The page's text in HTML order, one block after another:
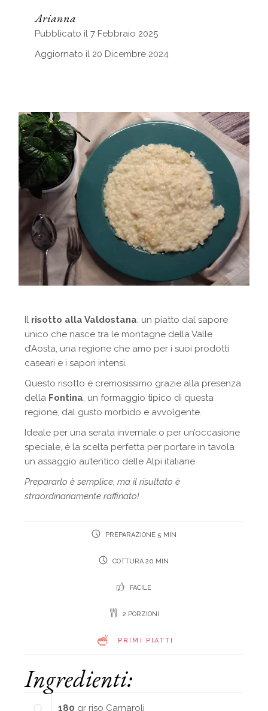
Arianna
Pubblicato il 7 Febbraio 2025
Aggiornato il 20 Dicembre 2024
Il risotto alla Valdostana: un piatto dal sapore
unico che nasce tra le montagne della Valle
d’Aosta, una regione che amo per i suoi prodotti
caseari e i sapori intensi.
Questo risotto è cremosissimo grazie alla presenza
della Fontina, un formaggio tipico di questa
regione, dal gusto morbido e avvolgente.
Ideale per una serata invernale o per un’occasione
speciale, è la scelta perfetta per portare in tavola
un assaggio autentico delle Alpi italiane.
Prepararlo è semplice, ma il risultato è
straordinariamente raffinato!
PREPARAZIONE 5 MIN
COTTURA 20 MIN
FACILE
2 PORZIONI
PRIMI PIATTI
Ingredienti:
180 gr riso Carnaroli